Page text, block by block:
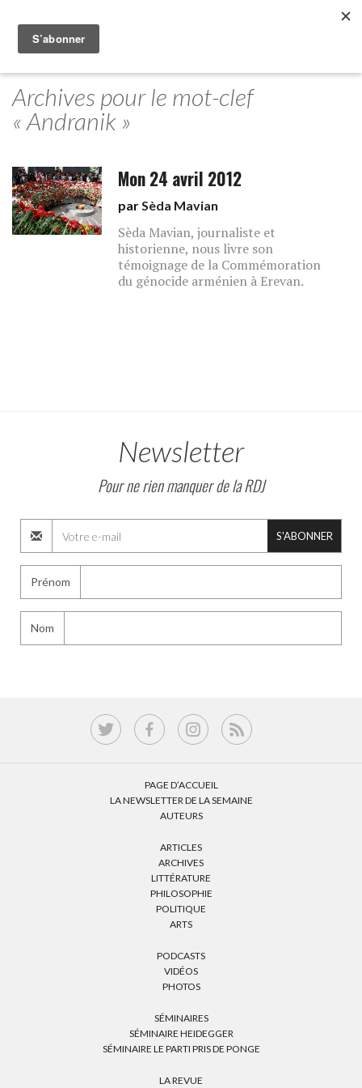
Archives pour le mot-clef
« Andranik »
Mon 24 avril 2012
parSèda Mavian
Sèda Mavian, journaliste et
historienne, nous livre son
témoignage de la Commémoration
du génocide arménien à Erevan.
Newsletter
Pour ne rien manquer de la RDJ
S'ABONNER
Prénom
Nom
PAGE D’ACCUEIL
LA NEWSLETTER DE LA SEMAINE
AUTEURS
ARTICLES
ARCHIVES
LITTÉRATURE
PHILOSOPHIE
POLITIQUE
ARTS
PODCASTS
VIDÉOS
PHOTOS
SÉMINAIRES
SÉMINAIRE HEIDEGGER
SÉMINAIRE LE PARTI PRIS DE PONGE
LA REVUE